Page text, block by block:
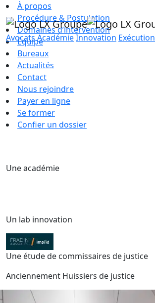
AvocatsAcadémieInnovation Exécution
À propos
Procédure & Postulation
Domaines d’intervention
Équipe
Bureaux
Actualités
Contact
Nous rejoindre
Payer en ligne
Se former
Confier un dossier
Une académie
Un lab innovation
Une étude de commissaires de justice
Anciennement Huissiers de justice